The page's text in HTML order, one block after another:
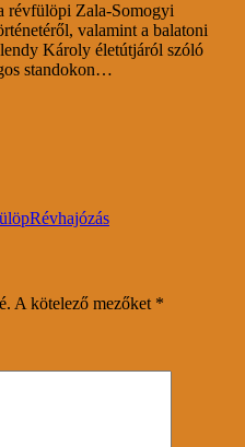
révfülöpi Zala-Somogyi
valamint a balatoni
Károly életútjáról szóló
standokon…
Révhajózás
A kötelező mezőket *